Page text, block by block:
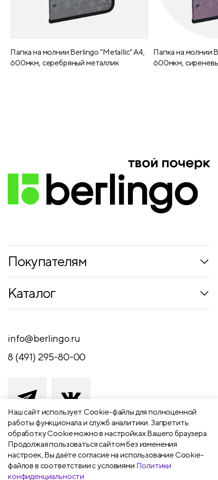
Наш сайт использует Сookie-файлы для полноценной
работы функционала и служб аналитики. Запретить
обработку Cookie можно в настройках Вашего браузера.
Продолжая пользоваться сайтом без изменения
настроек, Вы даёте согласие на использование Cookie-
файлов в соответствии с условиями Политики
конфиденциальности
Папка на молнии Berlingo "Metallic" А4,
600мкм, серебряный металлик
Папка на молнии
600мкм,
Покупателям
Контакты
Обратная связь
Каталог
Письменные принадлежности
Канцелярские принадлежности
Чертежные принадлежности
Хобби и творчество
Презентационное оборудование
Школьный текстиль
Бумажная продукция
info@berlingo.ru
8 (491) 295-80-00
391111 Рязанская обл., Рыбновский р-
н,
г. Рыбное, ул. Берёзовая, 13а